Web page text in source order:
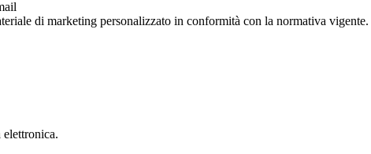
di marketing personalizzato in conformità con la normativa vigente.